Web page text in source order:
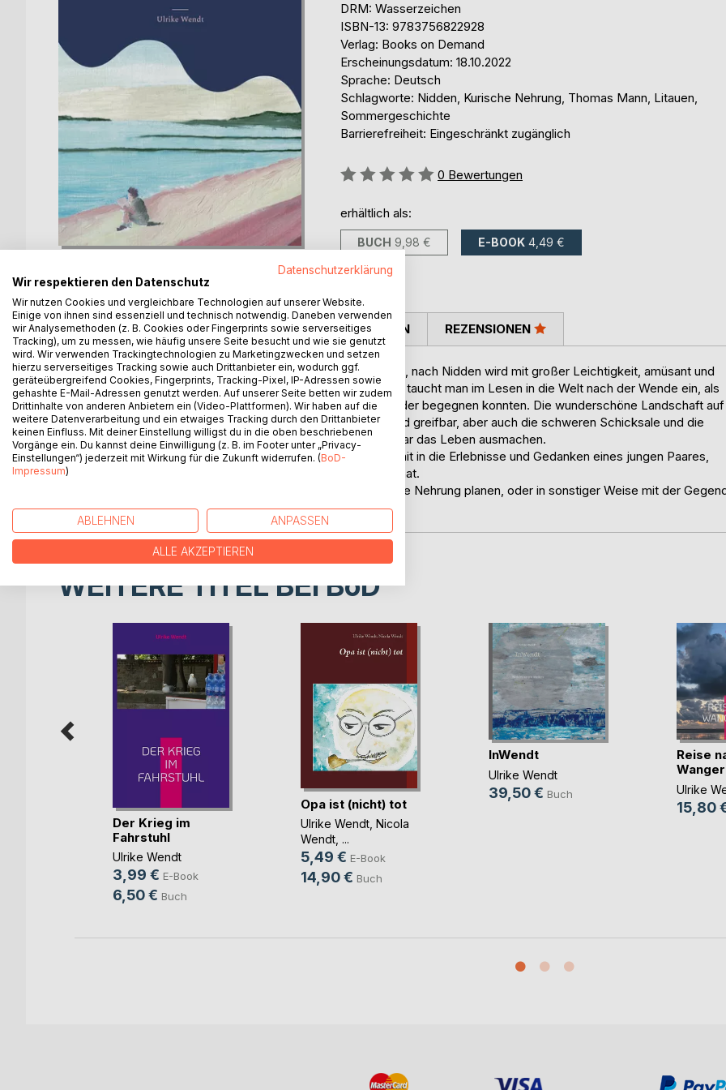
DRM: Wasserzeichen
ISBN-13: 9783756822928
Verlag: Books on Demand
Erscheinungsdatum: 18.10.2022
Sprache: Deutsch
Schlagworte: Nidden, Kurische Nehrung, Thomas Mann, Litauen,
Sommergeschichte
Barrierefreiheit: Eingeschränkt zugänglich
Bewertung::
0 Bewertungen
erhältlich als:
BUCH 9,98 € E-BOOK 4,49 €
BESCHREIBUNG
Eine Sommerreise nach Litauen, auf die Kurische Nehrung, nach Nidden wird mit großer Leichtigkeit, amüsant und
beinahe spielerisch erzählt. Wie ein Zugvogel schwebend taucht man im Lesen in die Welt nach der Wende ein, als
die Grenzen durchlässig wurden und die Menschen einander begegnen konnten. Die wunderschöne Landschaft auf
dem Weg durch Polen und Kaliningrad zur Nehrung hin wird greifbar, aber auch die schweren Schicksale und die
großen Lasten der Vergangenheit, die überall unübersehbar das Leben ausmachen.
In der Form eines Reisetagebuches nimmt Ulrike Wendt mit in die Erlebnisse und Gedanken eines jungen Paares,
das zudem eine eigene schwere Aufgabe zu bewältigen hat.
Das Buch ist ein Muss für alle, die selbst eine Reise auf die Nehrung planen, oder in sonstiger Weise mit der
in Verbindung stehen.
AUTOR/IN PRESSESTIMMEN REZENSIONEN
WEITERE TITEL BEIBoD
Der Krieg im
Fahrstuhl
Ulrike Wendt
3,99 € E-Book
6,50 € Buch
Opa ist (nicht) tot
Ulrike Wendt, Nicola
Wendt, ...
5,49 € E-Book
14,90 € Buch
InWendt
Ulrike Wendt
39,50 € Buch
Reise
Ulrike
15,80
Datenschutzerklärung
Wir respektieren den Datenschutz
Wir nutzen Cookies und vergleichbare Technologien auf unserer Website.
Einige von ihnen sind essenziell und technisch notwendig. Daneben verwenden
wir Analysemethoden (z. B. Cookies oder Fingerprints sowie serverseitiges
Tracking), um zu messen, wie häufig unsere Seite besucht und wie sie genutzt
wird. Wir verwenden Trackingtechnologien zu Marketingzwecken und setzen
hierzu serverseitiges Tracking sowie auch Drittanbieter ein, wodurch ggf.
geräteübergreifend Cookies, Fingerprints, Tracking-Pixel, IP-Adressen sowie
gehashte E-Mail-Adressen genutzt werden. Auf unserer Seite betten wir zudem
Drittinhalte von anderen Anbietern ein (Video-Plattformen). Wir haben auf die
weitere Datenverarbeitung und ein etwaiges Tracking durch den Drittanbieter
keinen Einfluss. Mit deiner Einstellung willigst du in die oben beschriebenen
Vorgänge ein. Du kannst deine Einwilligung (z. B. im Footer unter „Privacy-
Einstellungen“) jederzeit mit Wirkung für die Zukunft widerrufen. (BoD-
Impressum)
ABLEHNEN ANPASSEN
ALLE AKZEPTIEREN